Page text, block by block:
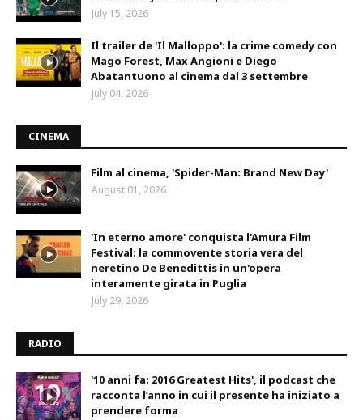
July 15, 2026
Il trailer de 'Il Malloppo': la crime comedy con
Mago Forest, Max Angioni e Diego
Abatantuono al cinema dal 3 settembre
July 04, 2026
CINEMA
Film al cinema, 'Spider-Man: Brand New Day'
August 01, 2026
'In eterno amore' conquista l'Amura Film
Festival: la commovente storia vera del
neretino De Benedittis in un'opera
interamente girata in Puglia
July 29, 2026
RADIO
'10 anni fa: 2016 Greatest Hits', il podcast che
racconta l’anno in cui il presente ha iniziato a
prendere forma